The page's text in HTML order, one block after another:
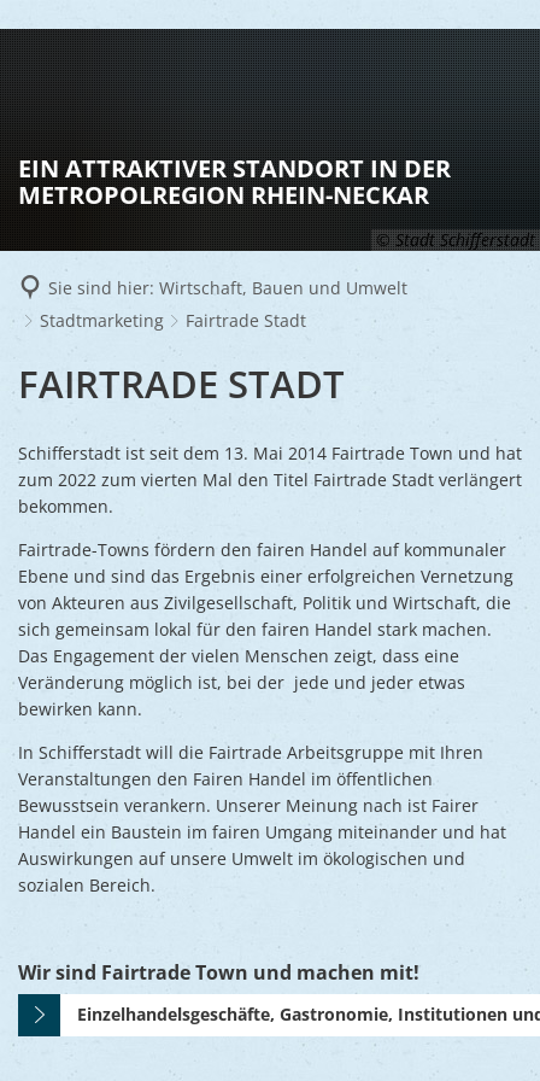
LEBEN
Vereine
Kinder
Religiöse
Ukraine
BILDUNG
Ernst-
Bauen,
© Stadt Schifferstadt
EIN ATTRAKTIVER STANDORT IN DER
METROPOLREGION RHEIN-NECKAR
Sie sind hier: Wirtschaft, Bauen und Umwelt
Stadtmarketing
Fairtrade Stadt
FAIRTRADE
STADT
FAIRTRADE STADT
Schifferstadt ist seit dem 13. Mai 2014 Fairtrade Town und hat
zum 2022 zum vierten Mal den Titel Fairtrade Stadt verlängert
bekommen.
Fairtrade-Towns fördern den fairen Handel auf kommunaler
Ebene und sind das Ergebnis einer erfolgreichen Vernetzung
von Akteuren aus Zivilgesellschaft, Politik und Wirtschaft, die
sich gemeinsam lokal für den fairen Handel stark machen.
Das Engagement der vielen Menschen zeigt, dass eine
Veränderung möglich ist, bei der jede und jeder etwas
bewirken kann.
In Schifferstadt will die Fairtrade Arbeitsgruppe mit Ihren
Veranstaltungen den Fairen Handel im öffentlichen
Bewusstsein verankern. Unserer Meinung nach ist Fairer
Handel ein Baustein im fairen Umgang miteinander und hat
Auswirkungen auf unsere Umwelt im ökologischen und
sozialen Bereich.
Wir sind Fairtrade Town und machen mit!
Einzelhandelsgeschäfte, Gastronomie, Institutionen